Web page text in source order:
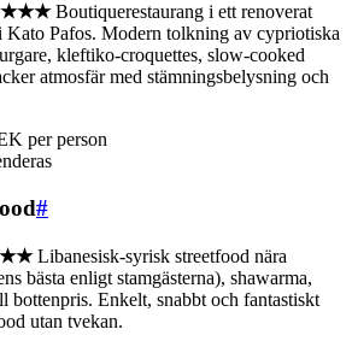
Boutiquerestaurang i ett renoverat
Kato Pafos. Modern tolkning av cypriotiska
kleftiko-croquettes, slow-cooked
atmosfär med stämningsbelysning och
per person
#
Libanesisk-syrisk streetfood nära
bästa enligt stamgästerna), shawarma,
bottenpris. Enkelt, snabbt och fantastiskt
utan tvekan.